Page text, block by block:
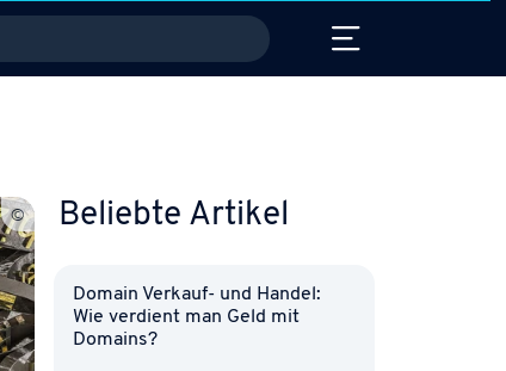
Beliebte Artikel
Domain Verkauf- und Handel:
Wie verdient man Geld mit
Domains?